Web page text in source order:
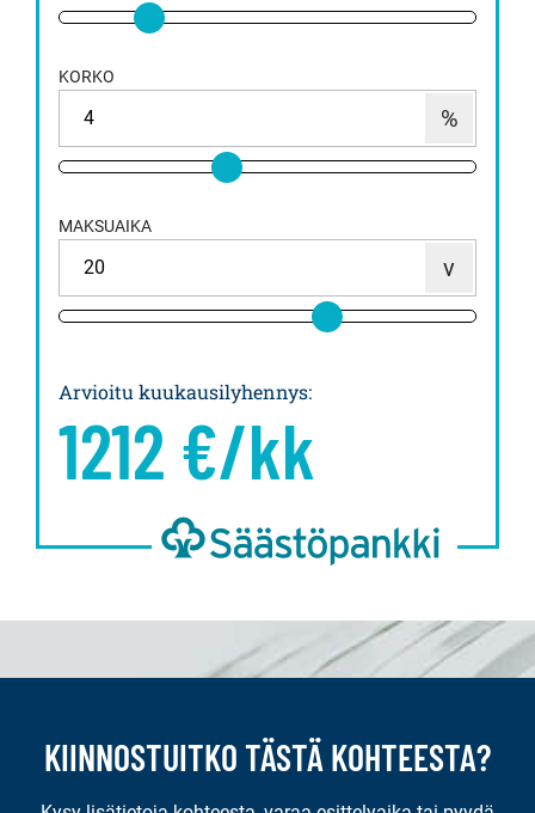
KORKO
MAKSUAIKA
Arvioitu kuukausilyhennys:
1212 €/kk
KIINNOSTUITKO TÄSTÄ KOHTEESTA?